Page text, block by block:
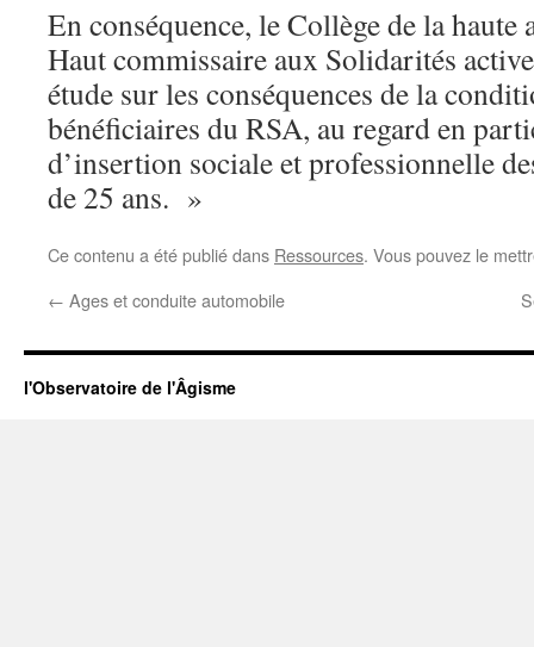
En conséquence, le Collège de la haute
Haut commissaire aux Solidarités
étude sur les conséquences de la
bénéficiaires du RSA, au regard en
d’insertion sociale et professionnelle
de 25 ans. »
Ce contenu a été publié dans Ressources. Vous pouvez le
← Ages et conduite automobile
l'Observatoire de l'Âgisme